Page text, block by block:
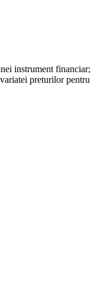
instrument financiar;
preturilor pentru